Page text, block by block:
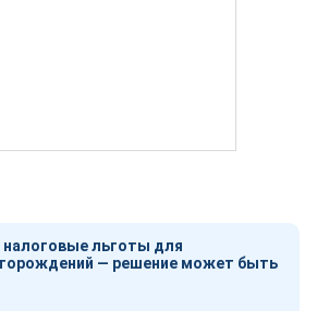
налоговые льготы для
— решение может быть